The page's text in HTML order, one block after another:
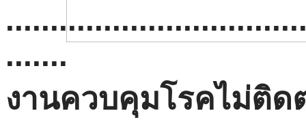
.......
งานควบคุมโรคไม่ติด